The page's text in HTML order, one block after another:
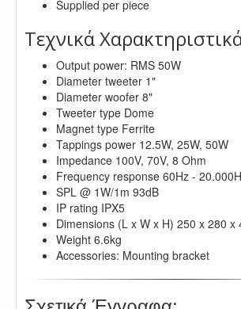
Supplied per piece
Τεχνικά
Output power: RMS 50W
Diameter tweeter 1"
Diameter woofer 8"
Tweeter type Dome
Magnet type Ferrite
Tappings power 12.5W, 25W, 50W
Impedance 100V, 70V, 8 Ohm
Frequency response 60Hz -
SPL @ 1W/1m 93dB
IP rating IPX5
Dimensions (L x W x H) 250 x 280 x
Weight 6.6kg
Accessories: Mounting bracket